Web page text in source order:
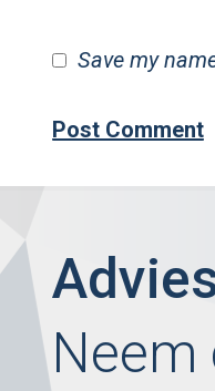
Save my
Neem